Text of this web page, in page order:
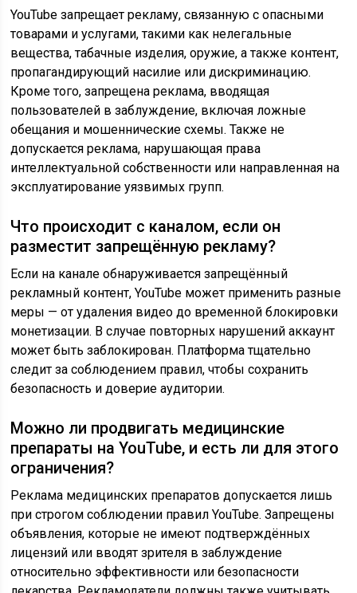
YouTube запрещает рекламу, связанную с опасными
товарами и услугами, такими как нелегальные
вещества, табачные изделия, оружие, а также контент,
пропагандирующий насилие или дискриминацию.
Кроме того, запрещена реклама, вводящая
пользователей в заблуждение, включая ложные
обещания и мошеннические схемы. Также не
допускается реклама, нарушающая права
интеллектуальной собственности или направленная на
эксплуатирование уязвимых групп.
Что происходит с каналом, если он
разместит запрещённую рекламу?
Если на канале обнаруживается запрещённый
рекламный контент, YouTube может применить разные
меры — от удаления видео до временной блокировки
монетизации. В случае повторных нарушений аккаунт
может быть заблокирован. Платформа тщательно
следит за соблюдением правил, чтобы сохранить
безопасность и доверие аудитории.
Можно ли продвигать медицинские
препараты на YouTube, и есть ли для этого
ограничения?
Реклама медицинских препаратов допускается лишь
при строгом соблюдении правил YouTube. Запрещены
объявления, которые не имеют подтверждённых
лицензий или вводят зрителя в заблуждение
относительно эффективности или безопасности